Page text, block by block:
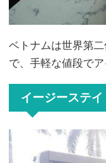
ベトナムは世界第
で、手軽な値段で
イージーステ